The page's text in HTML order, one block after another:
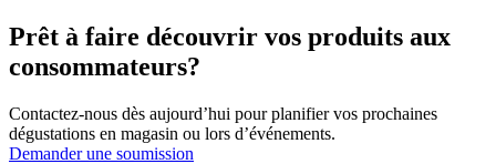
Prêt à faire découvrir vos produits aux
consommateurs?
Contactez-nous dès aujourd’hui pour planifier vos prochaines
dégustations en magasin ou lors d’événements.
Demander une soumission